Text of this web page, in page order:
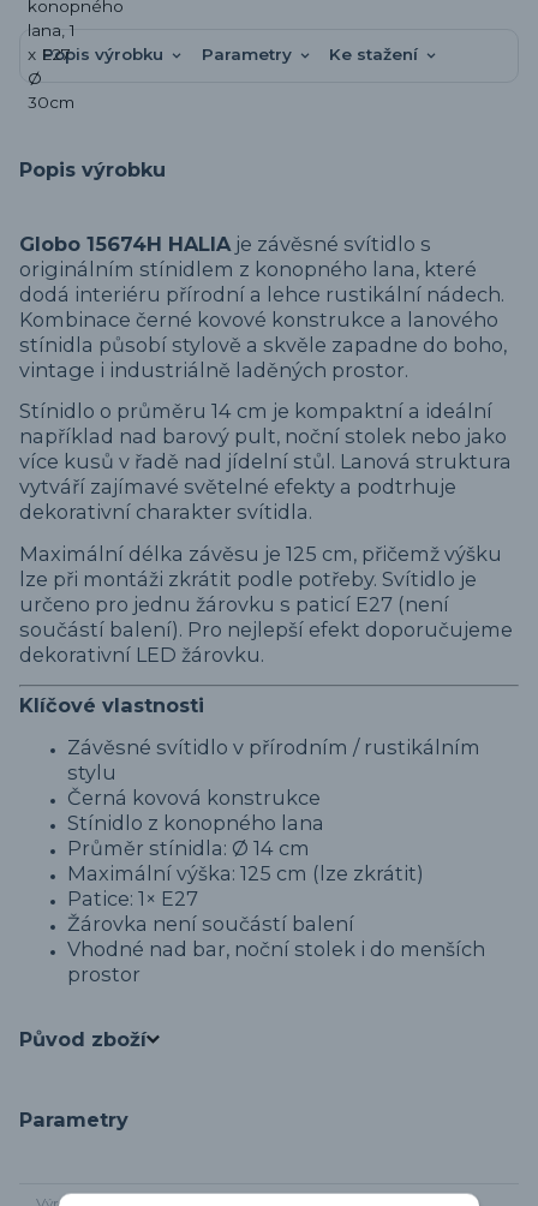
Popis výrobku Parametry Ke stažení
Popis výrobku
Globo 15674H HALIA je závěsné svítidlo s
originálním stínidlem z konopného lana, které
dodá interiéru přírodní a lehce rustikální nádech.
Kombinace černé kovové konstrukce a lanového
stínidla působí stylově a skvěle zapadne do boho,
vintage i industriálně laděných prostor.
Stínidlo o průměru 14 cm je kompaktní a ideální
například nad barový pult, noční stolek nebo jako
více kusů v řadě nad jídelní stůl. Lanová struktura
vytváří zajímavé světelné efekty a podtrhuje
dekorativní charakter svítidla.
Maximální délka závěsu je 125 cm, přičemž výšku
lze při montáži zkrátit podle potřeby. Svítidlo je
určeno pro jednu žárovku s paticí E27 (není
součástí balení). Pro nejlepší efekt doporučujeme
dekorativní LED žárovku.
Klíčové vlastnosti
Závěsné svítidlo v přírodním / rustikálním
stylu
Černá kovová konstrukce
Stínidlo z konopného lana
Průměr stínidla: Ø 14 cm
Maximální výška: 125 cm (lze zkrátit)
Patice: 1× E27
Žárovka není součástí balení
Vhodné nad bar, noční stolek i do menších
prostor
Původ zboží
Parametry